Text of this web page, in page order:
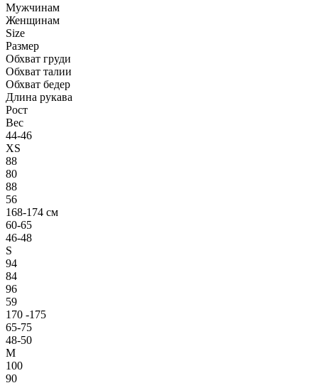
Мужчинам
Женщинам
Size
Размер
Обхват груди
Обхват талии
Обхват бедер
Длина рукава
Рост
Вес
44-46
XS
88
80
88
56
168-174 см
60-65
46-48
S
94
84
96
59
170 -175
65-75
48-50
M
100
90